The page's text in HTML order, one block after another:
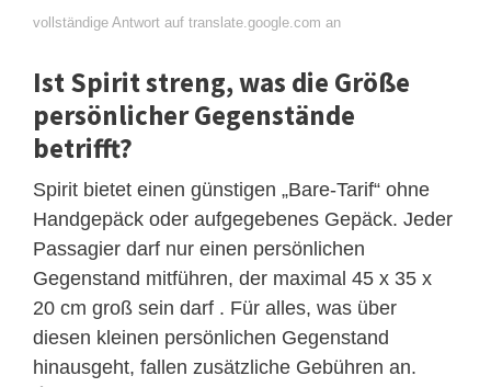
vollständige Antwort auf translate.google.com an
Ist Spirit streng, was die Größe
persönlicher Gegenstände
betrifft?
Spirit bietet einen günstigen „Bare-Tarif“ ohne
Handgepäck oder aufgegebenes Gepäck. Jeder
Passagier darf nur einen persönlichen
Gegenstand mitführen, der maximal 45 x 35 x
20 cm groß sein darf . Für alles, was über
diesen kleinen persönlichen Gegenstand
hinausgeht, fallen zusätzliche Gebühren an.